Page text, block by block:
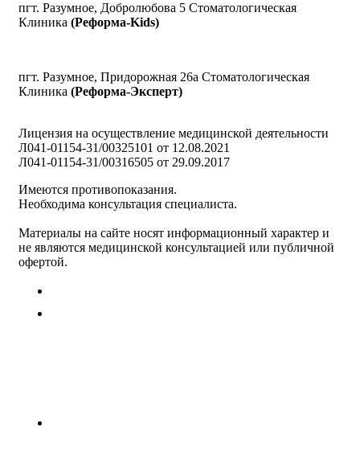
пгт. Разумное, Добролюбова 5 Стоматологическая
Клиника (Реформа-Kids)
пгт. Разумное, Придорожная 26а Стоматологическая
Клиника (Реформа-Эксперт)
Лицензия на осуществление медицинской деятельности
Л041-01154-31/00325101 от 12.08.2021
Л041-01154-31/00316505 от 29.09.2017
Имеются противопоказания.
Необходима консультация специалиста.
Материалы на сайте носят информационный характер и
не являются медицинской консультацией или публичной
офертой.